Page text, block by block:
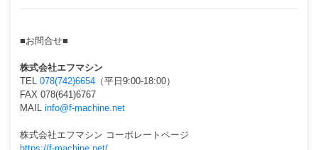
■お問合せ■
株式会社エフマシン
TEL 078(742)6654（平日9:00-18:00）
FAX 078(641)6767
MAIL info@f-machine.net
株式会社エフマシン コーポレートページ